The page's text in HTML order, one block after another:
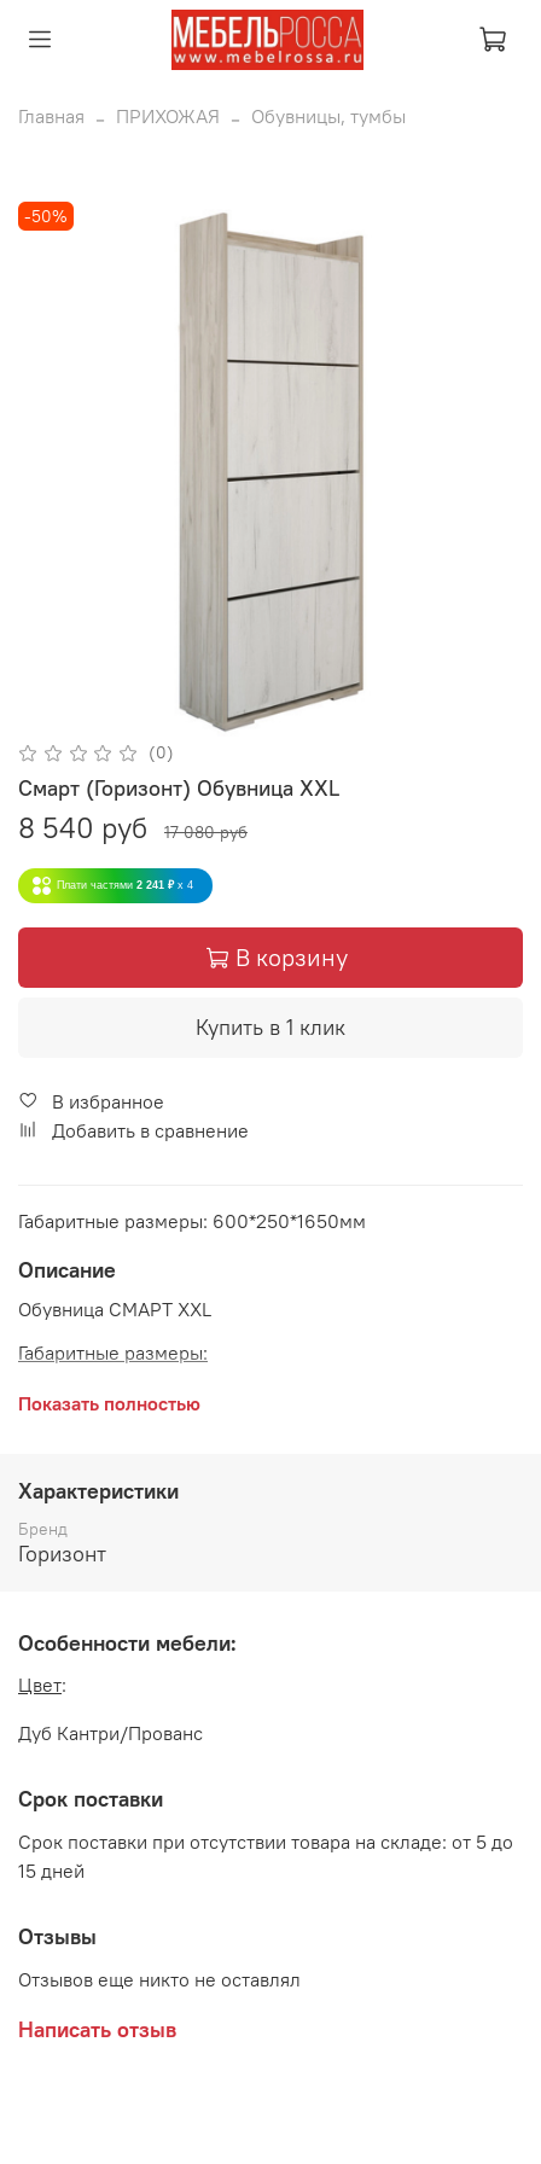
Главная ПРИХОЖАЯ Обувницы, тумбы
-50%
(0)
Смарт (Горизонт) Обувница XXL
8 540 руб 17 080 руб
Плати частями 2 241 ₽ x 4
В корзину
Купить в 1 клик
В избранное
Добавить в сравнение
Габаритные размеры: 600*250*1650мм
Описание
Обувница СМАРТ XXL
Габаритные размеры:
длина 600 мм
высота 1650 мм
Производитель:
Мебельная фабрика ГОРИЗОНТ
Показать полностью
Характеристики
Бренд
Горизонт
Особенности мебели:
Цвет:
Дуб Кантри/Прованс
Срок поставки
Срок поставки при отсутствии товара на складе: от 5 до
15 дней
Отзывы
Отзывов еще никто не оставлял
Написать отзыв